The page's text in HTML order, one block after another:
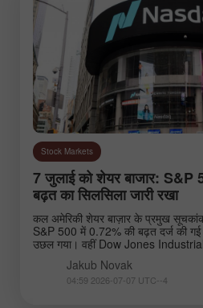
Stock Markets
7 जुलाई को शेयर बाजार:
बढ़त का सिलसिला जारी रखा
कल अमेरिकी शेयर बाज़ार के प्रमुख
S&P 500 में 0.72% की बढ़त दर्ज की
उछल गया। वहीं Dow Jones
Jakub Novak
04:59 2026-07-07 UTC--4